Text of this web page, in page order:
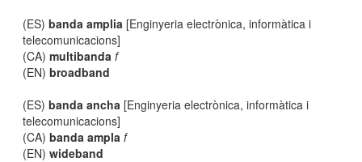
(ES)banda amplia [Enginyeria electrònica, informàtica i
telecomunicacions]
(CA)multibanda f
(EN)broadband
(ES)banda ancha [Enginyeria electrònica, informàtica i
telecomunicacions]
(CA)banda ampla f
(EN)wideband